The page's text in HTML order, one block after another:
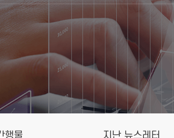
행물 지난 뉴스레터